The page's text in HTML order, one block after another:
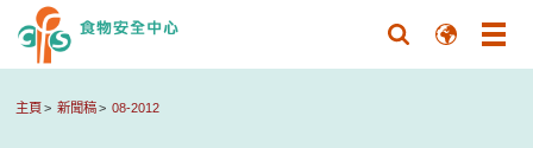
主頁 新聞稿 08-2012